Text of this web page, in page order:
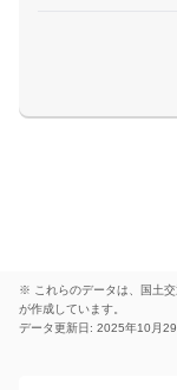
※ これらのデータは、国土
が作成しています。
データ更新日: 2025年10月29